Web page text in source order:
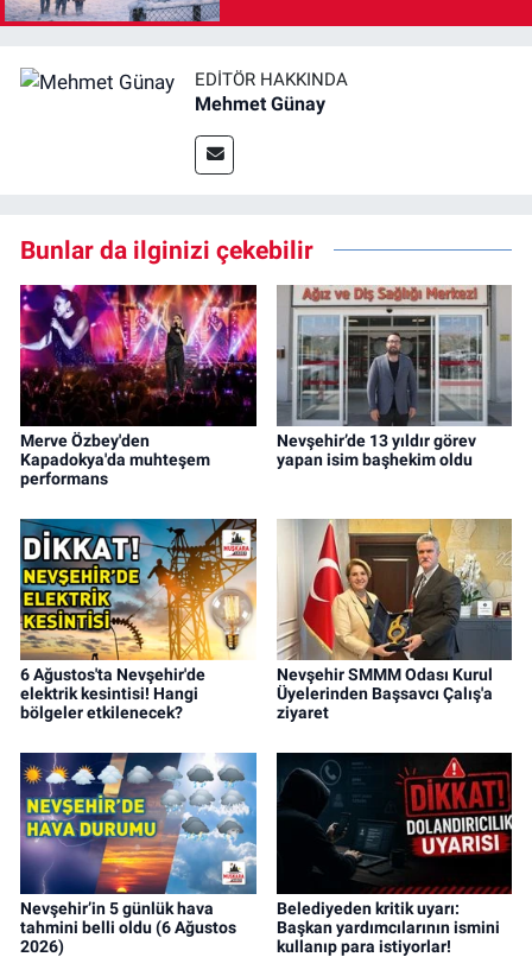
EDITÖR HAKKINDA
Mehmet Günay
Bunlar da ilginizi çekebilir
Merve Özbey'den
Kapadokya'da muhteşem
performans
Nevşehir’de 13 yıldır görev
yapan isim başhekim oldu
6 Ağustos'ta Nevşehir'de
elektrik kesintisi! Hangi
bölgeler etkilenecek?
Nevşehir SMMM Odası Kurul
Üyelerinden Başsavcı Çalış'a
ziyaret
Nevşehir’in 5 günlük hava
tahmini belli oldu (6 Ağustos
2026)
Belediyeden kritik uyarı:
Başkan yardımcılarının ismini
kullanıp para istiyorlar!